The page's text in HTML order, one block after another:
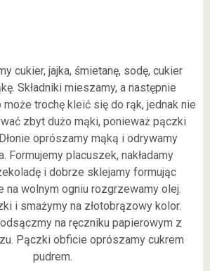
cukier, jajka, śmietanę, sodę, cukier
Składniki mieszamy, a następnie
może trochę kleić się do rąk, jednak nie
zbyt dużo mąki, ponieważ pączki
oprószamy mąką i odrywamy
Formujemy placuszek, nakładamy
i dobrze sklejamy formując
na wolnym ogniu rozgrzewamy olej.
i smażymy na złotobrązowy kolor.
na ręczniku papierowym z
Pączki obficie oprószamy cukrem
pudrem.